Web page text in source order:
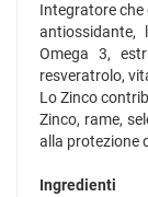
Integratore
antiossidante,
Omega 3,
resveratrolo,
Lo Zinco
Zinco, rame,
alla protezione
Ingredienti